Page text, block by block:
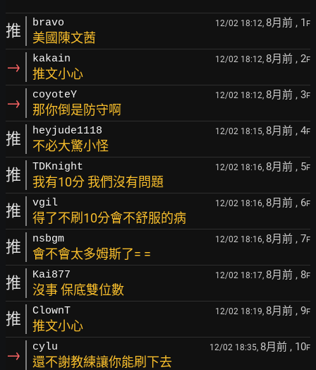
推 bravo 12/02 18:12, 8月前 , 1 F
美國陳文莤
→ kakain 12/02 18:12, 8月前 , 2F
推文小心
→ coyoteY 12/02 18:12, 8月前 , 3F
那你倒是防守啊
推 heyjude1118 12/02 18:15, 8月前 , 4F
不必大驚小怪
推 TDKnight 12/02 18:16, 8月前 , 5F
我有10分 我們沒有問題
推 vgil 12/02 18:16, 8月前 , 6F
得了不刷10分會不舒服的病
推 nsbgm 12/02 18:16, 8月前 , 7F
會不會太多姆斯了= =
推 Kai877 12/02 18:17, 8月前 , 8F
沒事 保底雙位數
推 ClownT 12/02 18:19, 8月前 , 9F
推文小心
→ cylu 12/02 18:35, 8月前 , 10F
還不謝教練讓你能刷下去